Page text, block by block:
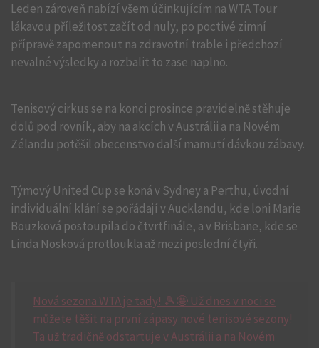
Leden zároveň nabízí všem účinkujícím na WTA Tour
lákavou příležitost začít od nuly, po poctivé zimní
přípravě zapomenout na zdravotní trable i předchozí
nevalné výsledky a rozbalit to zase naplno.
Tenisový cirkus se na konci prosince pravidelně stěhuje
dolů pod rovník, aby na akcích v Austrálii a na Novém
Zélandu potěšil obecenstvo další mamutí dávkou zábavy.
Týmový United Cup se koná v Sydney a Perthu, úvodní
individuální klání se pořádají v Aucklandu, kde loni Marie
Bouzková postoupila do čtvrtfinále, a v Brisbane, kde se
Linda Nosková protloukla až mezi poslední čtyři.
Nová sezona WTA je tady! 🎾🤩 Už dnes v noci se
můžete těšit na první zápasy nové tenisové sezony!
Ta už tradičně odstartuje v Austrálii a na Novém